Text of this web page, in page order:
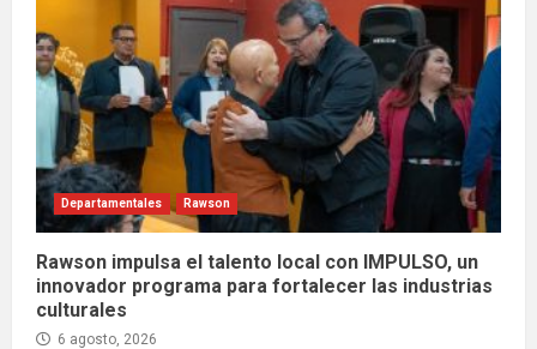
Departamentales Rawson
Rawson impulsa el talento local con IMPULSO, un
innovador programa para fortalecer las industrias
culturales
6 agosto, 2026